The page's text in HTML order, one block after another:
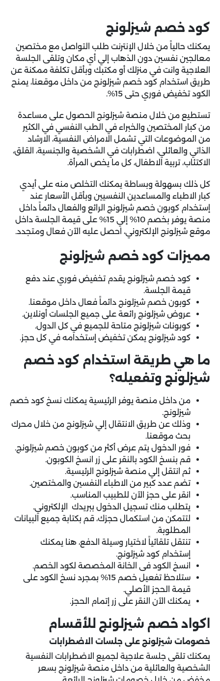
كود خصم شيزلونج
يمكنك حالياً من خلال الإنترنت طلب التواصل مع مختصين
معالجين نفسين دون الذهاب إلي أي مكان وتلقى الجلسة
العلاجية وانت في منزلك أو مكتبك وبأقل تكلفة ممكنة عن
طريق استخدام كود خصم شيزلونج من داخل موقعنا، يمنح
الكود تخفيض فوري حتى 15%.
تستطيع من خلال منصة شيزلونج الحصول على مساعدة
من كبار المختصين والخبراء في الطب النفسي في الكثير
من الموضوعات التي تشمل الامراض النفسية، الارشاد
الذاتي والعائلي، اضطرابات في الشخصية والجنسية، القلق،
الاكتئاب، تربية الاطفال، كل ما يخص المرأة.
كل ذلك بسهولة وبساطة يمكنك التخلص منه على أيدي
كبار الاطباء والمساعدين النفسيين وبأقل الأسعار عند
إستخدام كوبون خصم شيزلونج الرائع والفعال دائماً داخل
منصة يوفر بخصم 10% إلي 15% على قيمة الجلسة داخل
موقع شيزلونج الإلكتروني، احصل عليه الآن فعال ومتجدد.
مميزات كود خصم شيزلونج
كود خصم شيزلونج يقدم تخفيض فوري عند دفع
قيمة الجلسة.
كوبون خصم شيزلونج دائماً فعال داخل موقعنا.
عروض شيزلونج رائعة على جميع الجلسات أونلاين.
كوبونات شيزلونج متاحة للجميع في كل الدول.
كود شيزلونج يمكن تخفيض إستخدامه في كل حجز.
ما هي طريقة استخدام كود خصم
شيزلونج وتفعيله؟
من داخل منصة يوفر الرئيسية يمكنك نسخ كود خصم
شيزلونج.
وذلك عن طريق الانتقال إلي شيزلونج من خلال محرك
بحث موقعنا.
فور الدخول يتم عرض أكثر من كوبون خصم شيزلونج.
قم بنسخ الكود بالنقر على زر انسخ الكوبون.
ثم انتقل إلي منصة شيزلونج الرئيسية.
تضم عدد كبير من الاطباء النفسين والمختصين.
انقر على حجز الآن للطبيب المناسب.
يتطلب منك تسجيل الدخول ببريدك الإلكتروني.
لتتمكن من استكمال حجزك، قم بكتابة جميع البيانات
المطلوبة.
تنتقل تلقائياً لاختيار وسيلة الدفع، هنا يمكنك
إستخدام كود شيزلونج.
انسخ الكود فى الخانة المخصصة لكود الخصم.
ستلاحظ تفعيل خصم 15% بمجرد نسخ الكود على
قيمة الحجز الأصلي.
يمكنك الآن النقر على زر إتمام الحجز.
اكواد خصم شيزلونج للأقسام
خصومات شيزلونج على جلسات الاضطرابات
يمكنك تلقى جلسة علاجية لجميع الاضطرابات النفسية
الشخصية والعائلية من داخل منصة شيزلونج بسعر